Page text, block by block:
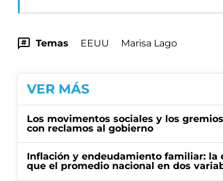
Temas EEUU Marisa Lago
VER MÁS
Los movimentos sociales y los
con reclamos al gobierno
Inflación y endeudamiento familiar: la
que el promedio nacional en dos